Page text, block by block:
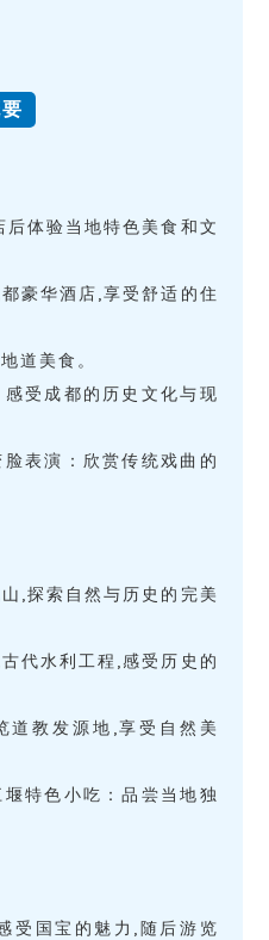
体验当地特色美食和文
豪华酒店,享受舒适的住
道美食。
受成都的历史文化与现
表演：欣赏传统戏曲的
,探索自然与历史的完美
代水利工程,感受历史的
道教发源地,享受自然美
特色小吃：品尝当地独
受国宝的魅力,随后游览